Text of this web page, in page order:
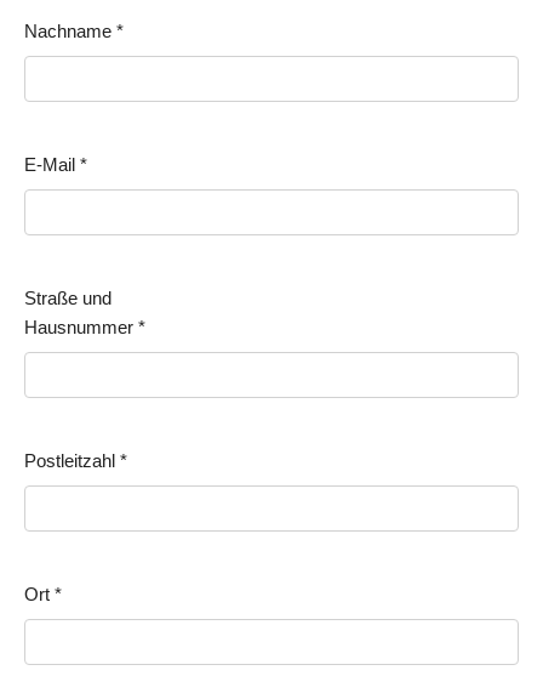
Nachname *
E-Mail *
Straße und
Hausnummer *
Postleitzahl *
Ort *